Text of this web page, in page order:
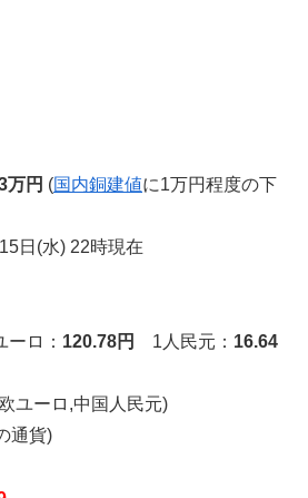
万円 (国内銅建値に1万円程度の下
日(水) 22時現在
ロ： 120.78円 1人民元： 16.64
ユーロ,中国人民元)
通貨)